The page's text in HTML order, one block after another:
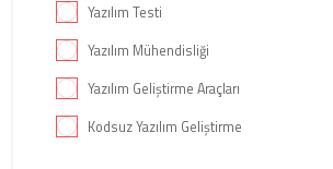
Yazılım Testi
Yazılım Mühendisliği
Yazılım Geliştirme Araçları
Kodsuz Yazılım Geliştirme